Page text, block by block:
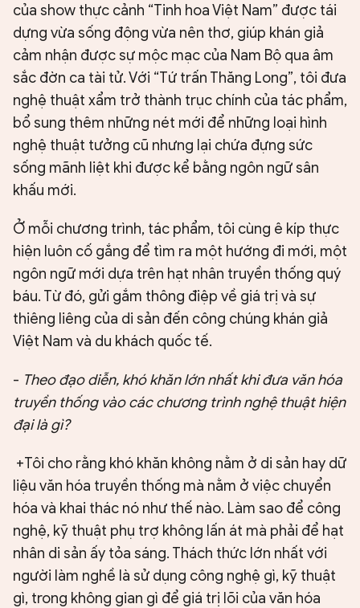
của show thực cảnh “Tinh hoa Việt Nam” được tái
dựng vừa sống động vừa nên thơ, giúp khán giả
cảm nhận được sự mộc mạc của Nam Bộ qua âm
sắc đờn ca tài tử. Với “Tứ trấn Thăng Long”, tôi đưa
nghệ thuật xẩm trở thành trục chính của tác phẩm,
bổ sung thêm những nét mới để những loại hình
nghệ thuật tưởng cũ nhưng lại chứa đựng sức
sống mãnh liệt khi được kể bằng ngôn ngữ sân
khấu mới.
Ở mỗi chương trình, tác phẩm, tôi cùng ê kíp thực
hiện luôn cố gắng để tìm ra một hướng đi mới, một
ngôn ngữ mới dựa trên hạt nhân truyền thống quý
báu. Từ đó, gửi gắm thông điệp về giá trị và sự
thiêng liêng của di sản đến công chúng khán giả
Việt Nam và du khách quốc tế.
- Theo đạo diễn, khó khăn lớn nhất khi đưa văn hóa
truyền thống vào các chương trình nghệ thuật hiện
đại là gì?
+Tôi cho rằng khó khăn không nằm ở di sản hay dữ
liệu văn hóa truyền thống mà nằm ở việc chuyển
hóa và khai thác nó như thế nào. Làm sao để công
nghệ, kỹ thuật phụ trợ không lấn át mà phải để hạt
nhân di sản ấy tỏa sáng. Thách thức lớn nhất với
người làm nghề là sử dụng công nghệ gì, kỹ thuật
gì, trong không gian gì để giá trị lõi của văn hóa